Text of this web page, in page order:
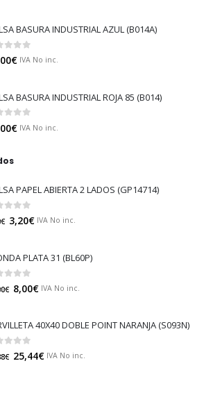
BASURA INDUSTRIAL AZUL (B014A)
of 5
€ IVA No inc.
BASURA INDUSTRIAL ROJA 85 (B014)
of 5
€ IVA No inc.
PAPEL ABIERTA 2 LADOS (GP14714)
of 5
€ 3,20€ IVA No inc.
PLATA 31 (BL60P)
of 5
€ 8,00€ IVA No inc.
40X40 DOBLE POINT NARANJA (S093N)
of 5
€ 25,44€ IVA No inc.